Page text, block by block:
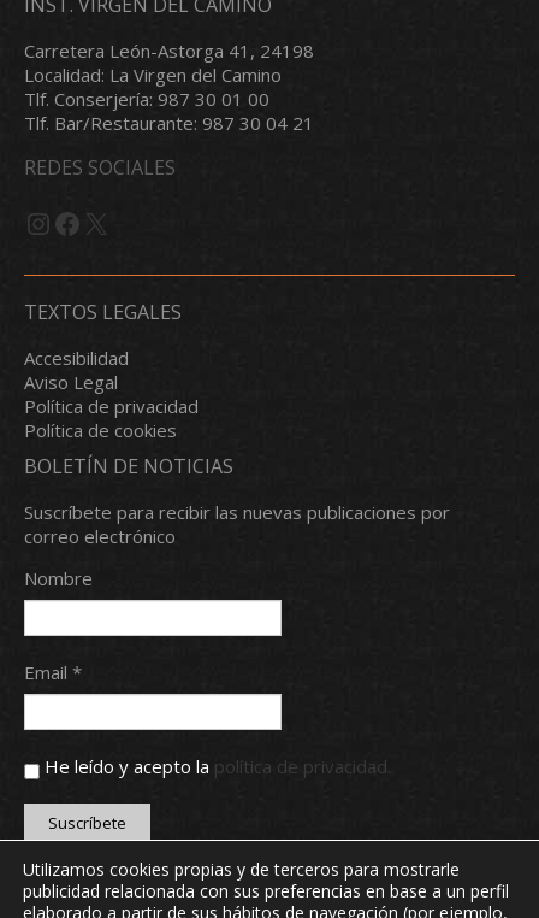
Carretera León-Astorga 41, 24198
Localidad: La Virgen del Camino
Tlf. Conserjería: 987 30 01 00
Tlf. Bar/Restaurante: 987 30 04 21
REDES SOCIALES
Instagram
Facebook
X
TEXTOS LEGALES
Accesibilidad
Aviso Legal
Política de privacidad
Política de cookies
BOLETÍN DE NOTICIAS
Suscríbete para recibir las nuevas publicaciones por
correo electrónico
Nombre
Email *
He leído y acepto la política de privacidad.
Copyright © 2024 Real Aero Club de León. Todos los
Utilizamos cookies propias y de terceros para mostrarle
publicidad relacionada con sus preferencias en base a un perfil
elaborado a partir de sus hábitos de navegación (por ejemplo,